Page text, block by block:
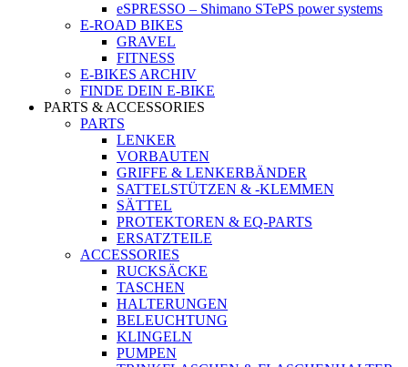
eSPRESSO – Shimano STePS power systems
E-ROAD BIKES
GRAVEL
FITNESS
E-BIKES ARCHIV
FINDE DEIN E-BIKE
PARTS & ACCESSORIES
PARTS
LENKER
VORBAUTEN
GRIFFE & LENKERBÄNDER
SATTELSTÜTZEN & -KLEMMEN
SÄTTEL
PROTEKTOREN & EQ-PARTS
ERSATZTEILE
ACCESSORIES
RUCKSÄCKE
TASCHEN
HALTERUNGEN
BELEUCHTUNG
KLINGELN
PUMPEN